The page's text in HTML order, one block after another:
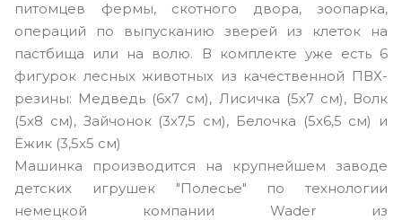
питомцев фермы, скотного двора, зоопарка,
операций по выпусканию зверей из клеток на
пастбища или на волю. В комплекте уже есть 6
фигурок лесных животных из качественной ПВХ-
резины: Медведь (6x7 см), Лисичка (5x7 см), Волк
(5x8 см), Зайчонок (3x7,5 см), Белочка (5x6,5 см) и
Ёжик (3,5x5 см)
Машинка производится на крупнейшем заводе
детских игрушек "Полесье" по технологии
немецкой компании Wader из